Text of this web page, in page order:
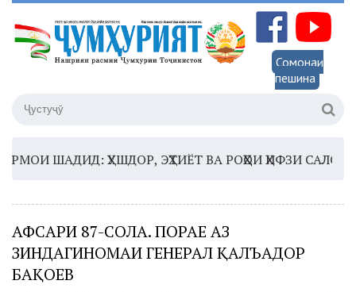
Сомонаи
пешина
ШАДИД: ҲУШДОР, ЭҲТИЁТ ВА РОҲҲОИ ҲИФЗИ САЛОМАТӢ
АФСАРИ 87-СОЛА. ПОРАЕ АЗ
ЗИНДАГИНОМАИ ГЕНЕРАЛ ҚАЛЪАДОР
БАҚОЕВ